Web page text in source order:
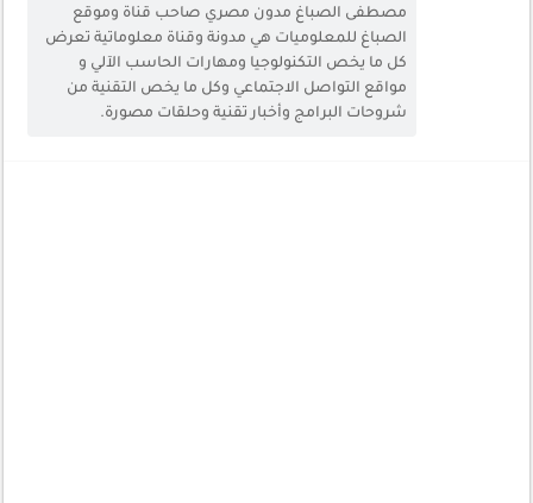
مصطفى الصباغ مدون مصري صاحب قناة وموقع
الصباغ للمعلوميات هي مدونة وقناة معلوماتية تعرض
كل ما يخص التكنولوجيا ومهارات الحاسب الآلي و
مواقع التواصل الاجتماعي وكل ما يخص التقنية من
شروحات البرامج وأخبار تقنية وحلقات مصورة.